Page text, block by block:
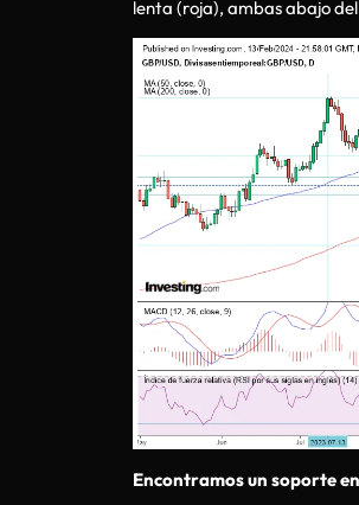
lenta (roja), ambas abajo
Encontramos un soporte